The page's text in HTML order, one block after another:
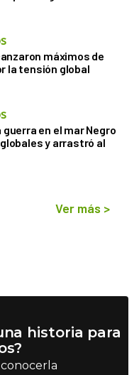
máximos de
la tensión global
en el mar Negro
y arrastró al
Ver más >
historia para